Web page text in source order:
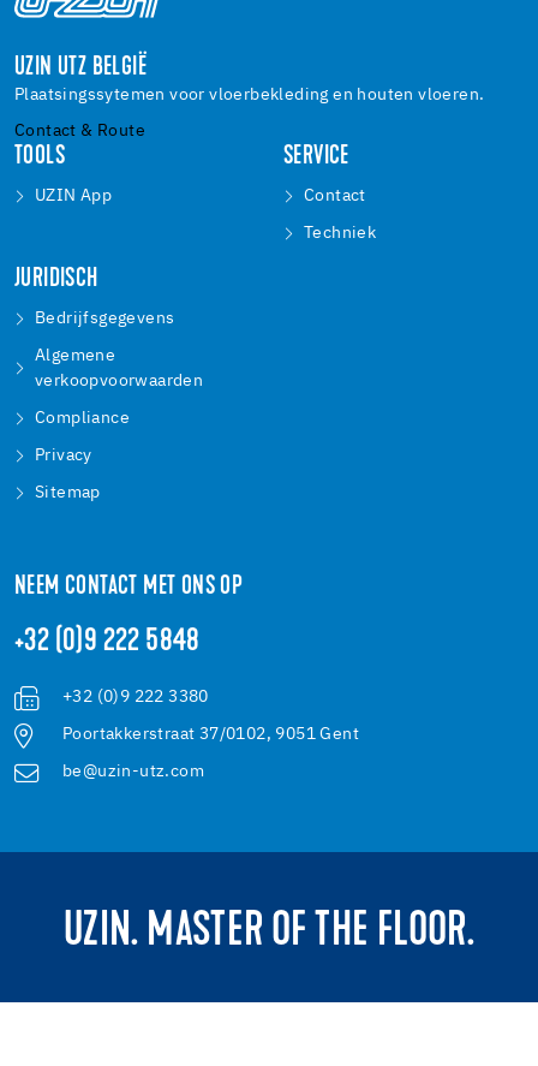
UZIN UTZ BELGIË
Plaatsingssytemen voor vloerbekleding en houten vloeren.
Contact & Route
TOOLS
UZIN App
SERVICE
Contact
Techniek
JURIDISCH
Bedrijfsgegevens
Algemene
verkoopvoorwaarden
Compliance
Privacy
Sitemap
NEEM CONTACT MET ONS OP
+32 (0)9 222 5848
+32 (0)9 222 3380
Poortakkerstraat 37/0102, 9051 Gent
be@uzin-utz.com
UZIN. MASTER OF THE FLOOR.